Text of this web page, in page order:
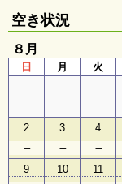
オ
ン
ラ
イ
ン
ン
い
ち
ょ
う
空き状況
８月
日 月 火
2
－
3
－
4
－
9 10 11